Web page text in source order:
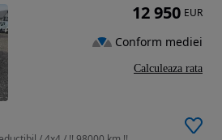
12 950 EUR
Conform mediei
Calculeaza rata